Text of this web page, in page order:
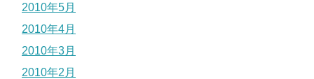
2010年5月
2010年4月
2010年3月
2010年2月